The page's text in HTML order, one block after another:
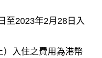
至2023年2月28日入
）入住之費用為港幣